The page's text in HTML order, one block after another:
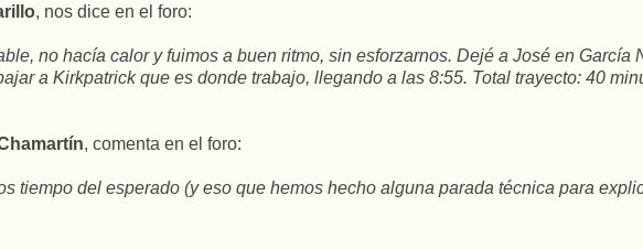
, nos dice en el foro:
no hacía calor y fuimos a buen ritmo, sin esforzarnos. Dejé a José en
a Kirkpatrick que es donde trabajo, llegando a las 8:55. Total trayecto: 40
, comenta en el foro:
tiempo del esperado (y eso que hemos hecho alguna parada técnica para